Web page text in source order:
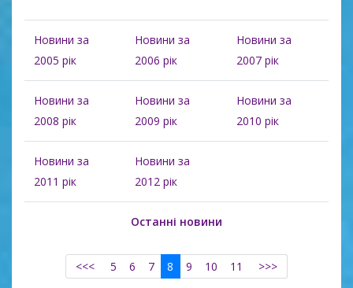
Новини за
2005 рік
Новини за
2006 рік
Новини за
2007 рік
Новини за
2008 рік
Новини за
2009 рік
Новини за
2010 рік
Новини за
2011 рік
Новини за
2012 рік
Останні новини
<<< 5 6 7 8 9 10 11 >>>